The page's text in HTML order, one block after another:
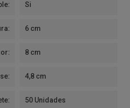
Si
6 cm
8 cm
4,8 cm
50 Unidades